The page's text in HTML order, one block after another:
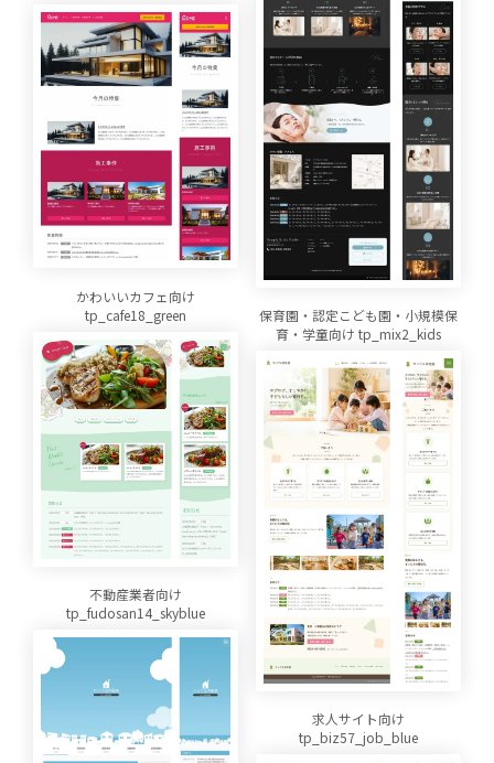
かわいいカフェ向け
tp_cafe18_green
保育園・認定こども園・小規模保
育・学童向け tp_mix2_kids
不動産業者向け
tp_fudosan14_skyblue
求人サイト向け
tp_biz57_job_blue